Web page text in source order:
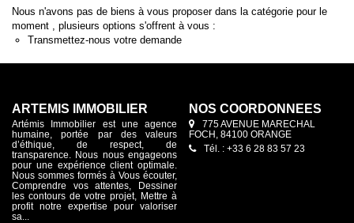
Nous n'avons pas de biens à vous proposer dans la catégorie pour le
moment , plusieurs options s'offrent à vous :
Transmettez-nous votre demande
ARTEMIS IMMOBILIER
Artémis Immobilier est une agence
humaine, portée par des valeurs
d’éthique, de respect, de
transparence. Nous nous engageons
pour une expérience client optimale.
Nous sommes formés à Vous écouter,
Comprendre vos attentes, Dessiner
les contours de votre projet, Mettre à
profit notre expertise pour valoriser
sa...
NOS COORDONNÉES
775 AVENUE MARECHAL
FOCH, 84100 ORANGE
Tél. : +33 6 28 83 57 23